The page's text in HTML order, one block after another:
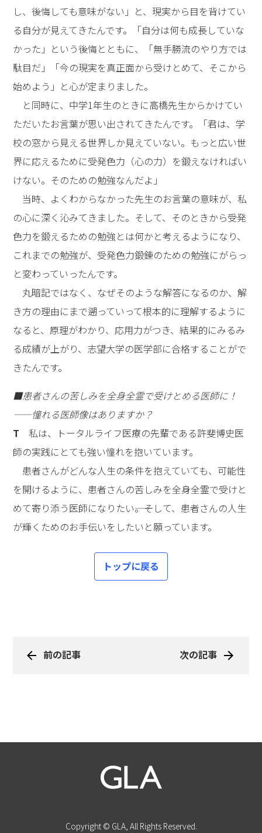
し、後悔しても意味がない」と、現実から目を背けてい
る自分が見えてきたんです。「自分は何も成長していな
かった」という後悔とともに、「無手勝流のやり方では
駄目だ」「今の現実を真正面から受けとめて、そこから
始めよう」と心が定まりました。
と同時に、中学1年生のときに高橋先生からかけてい
ただいたお言葉が思い出されてきたんです。「君は、学
校の窓から見える世界しか見えていない。もっと広い世
界に応えるために受発色力（心の力）を鍛えなければい
けない。そのための勉強なんだよ」
当時、よくわからなかった先生のお言葉の意味が、私
の心に深く沁みてきました。そして、そのときから受発
色力を鍛えるための勉強とは何かと考えるようになり、
これまでの勉強が、受発色力鍛錬のための勉強にがらっ
と変わっていったんです。
丸暗記ではなく、なぜそのような解答になるのか、解
き方の理由にまで遡っていって根本的に理解するように
なると、原理がわかり、応用力がつき、結果的にみるみ
る成績が上がり、志望大学の医学部に合格することがで
きたんです。
■患者さんの苦しみを全身全霊で受けとめる医師に！
――憧れる医師像はありますか？
T 私は、トータルライフ医療の先輩である許斐博史医
師の実践にとても強い憧れを抱いています。
患者さんがどんな人生の条件を抱えていても、可能性
を開けるように、患者さんの苦しみを全身全霊で受けと
めて寄り添う医師になりたい――。そして、患者さんの人生
が輝くためのお手伝いをしたいと願っています。
トップに戻る
前の記事 次の記事
Copyright © GLA, All Rights Reserved.